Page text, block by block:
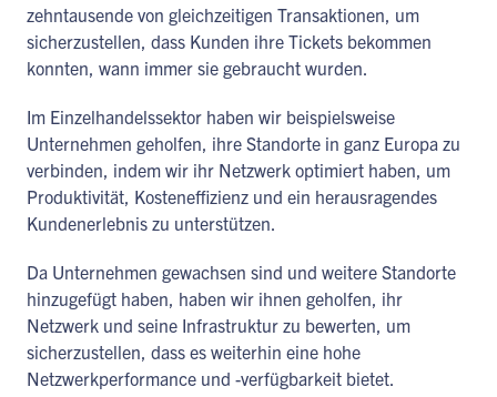
zehntausende von gleichzeitigen Transaktionen, um
sicherzustellen, dass Kunden ihre Tickets bekommen
konnten, wann immer sie gebraucht wurden.
Im Einzelhandelssektor haben wir beispielsweise
Unternehmen geholfen, ihre Standorte in ganz Europa zu
verbinden, indem wir ihr Netzwerk optimiert haben, um
Produktivität, Kosteneffizienz und ein herausragendes
Kundenerlebnis zu unterstützen.
Da Unternehmen gewachsen sind und weitere Standorte
hinzugefügt haben, haben wir ihnen geholfen, ihr
Netzwerk und seine Infrastruktur zu bewerten, um
sicherzustellen, dass es weiterhin eine hohe
Netzwerkperformance und -verfügbarkeit bietet.